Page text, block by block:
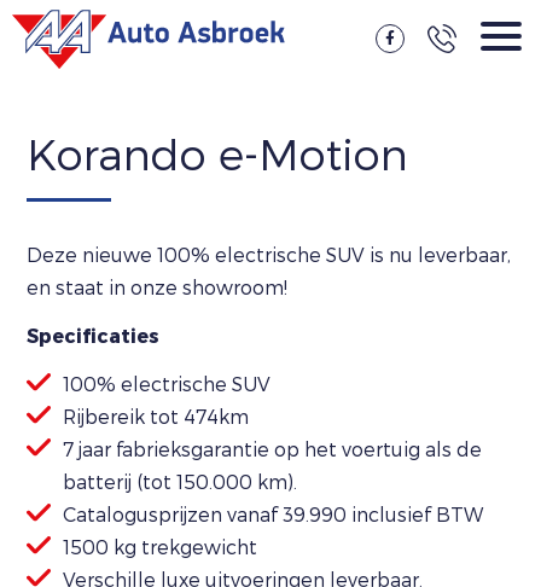
Korando e-Motion
Deze nieuwe 100% electrische SUV is nu leverbaar,
en staat in onze showroom!
Specificaties
100% electrische SUV
Rijbereik tot 474km
7 jaar fabrieksgarantie op het voertuig als de
batterij (tot 150.000 km).
Catalogusprijzen vanaf 39.990 inclusief BTW
1500 kg trekgewicht
Verschille luxe uitvoeringen leverbaar.